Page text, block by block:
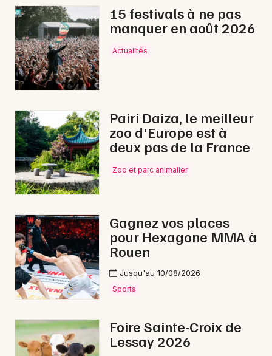
Feu d'artifice en Basse-Normandie
Feu d'artifice en Normandie
Newsletter des sorties
Artistes en tournée
Actus à Granville
Magazine à Granville
50 - Manche
Choisir mes départements
15 festivals à ne pas
manquer en août 2026
Actualités
Pairi Daiza, le meilleur
zoo d'Europe est à
deux pas de la France
Zoo et parc animalier
Gagnez vos places
pour Hexagone MMA à
Rouen
Jusqu'au 10/08/2026
Sports
Foire Sainte-Croix de
Lessay 2026